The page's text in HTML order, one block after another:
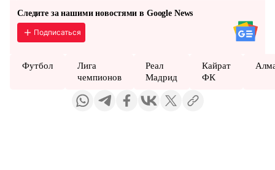
Следите за нашими новостями в Google News
Подписаться
Футбол
Лига
чемпионов
Реал
Мадрид
Кайрат
ФК